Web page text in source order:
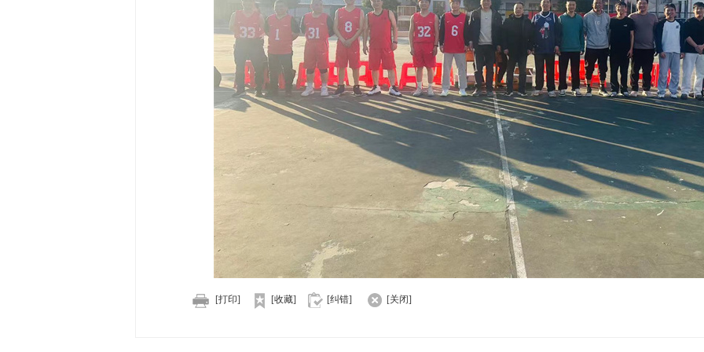
[打印] [收藏] [纠错] [关闭]